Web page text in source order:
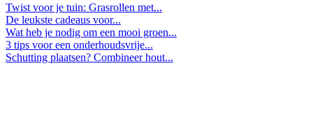
Twist voor je tuin: Grasrollen met...
De leukste cadeaus voor...
Wat heb je nodig om een mooi groen...
3 tips voor een onderhoudsvrije...
Schutting plaatsen? Combineer hout...